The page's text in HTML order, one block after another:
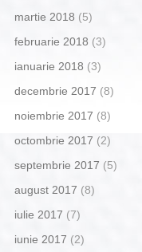
martie 2018 (5)
februarie 2018 (3)
ianuarie 2018 (3)
decembrie 2017 (8)
noiembrie 2017 (8)
octombrie 2017 (2)
septembrie 2017 (5)
august 2017 (8)
iulie 2017 (7)
iunie 2017 (2)